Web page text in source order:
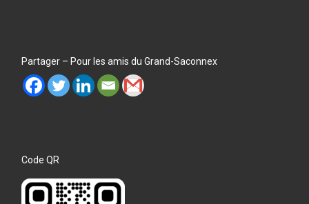
Partager – Pour les amis du Grand-Saconnex
Code QR